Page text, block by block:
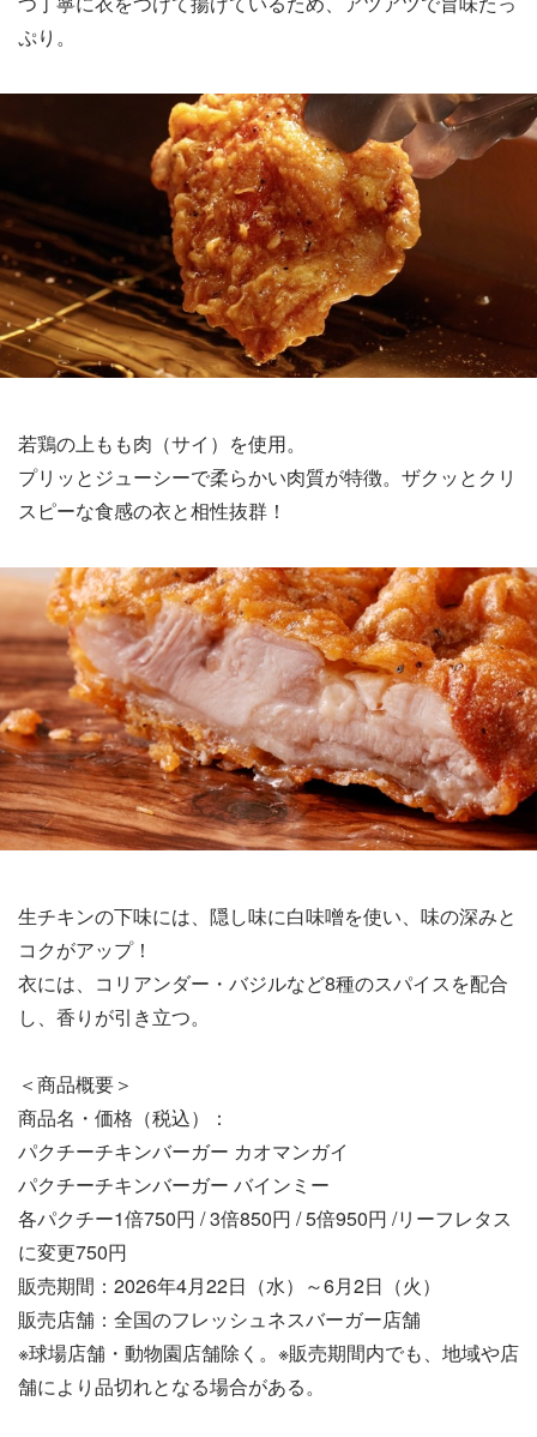
ぷり。
若鶏の上もも肉（サイ）を使用。
プリッとジューシーで柔らかい肉質が特徴。ザクッとクリ
スピーな食感の衣と相性抜群！
生チキンの下味には、隠し味に白味噌を使い、味の深みと
コクがアップ！
衣には、コリアンダー・バジルなど8種のスパイスを配合
し、香りが引き立つ。
＜商品概要＞
商品名・価格（税込）：
パクチーチキンバーガー カオマンガイ
パクチーチキンバーガー バインミー
各パクチー1倍750円 / 3倍850円 / 5倍950円 /リーフレタス
に変更750円
販売期間：2026年4月22日（水）～6月2日（火）
販売店舗：全国のフレッシュネスバーガー店舗
※球場店舗・動物園店舗除く。※販売期間内でも、地域や店
舗により品切れとなる場合がある。